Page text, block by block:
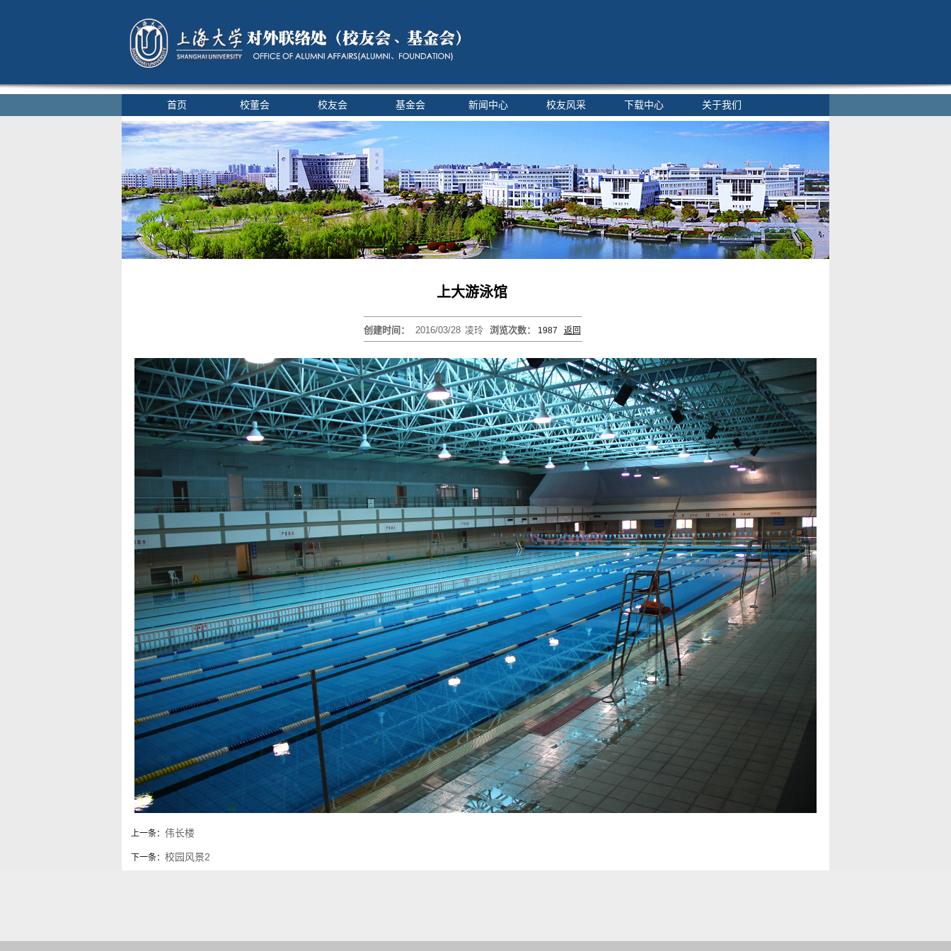
首页 校董会 校友会 基金会 新闻中心 校友风采 下载中心 关于我们
上大游泳馆
创建时间： 2016/03/28 凌玲 浏览次数： 1987 返回
上一条： 伟长楼
下一条： 校园风景2